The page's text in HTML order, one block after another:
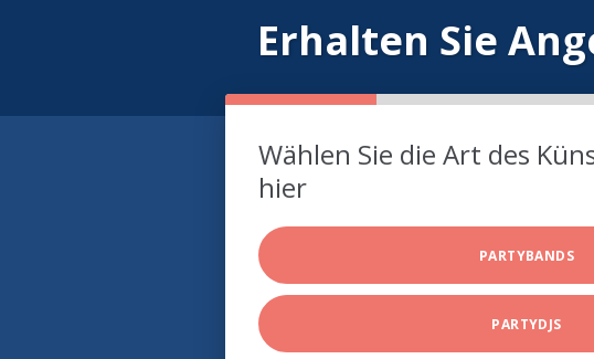
Erhalten Sie
Wählen Sie die Art des
hier
PARTYBANDS
PARTYDJS